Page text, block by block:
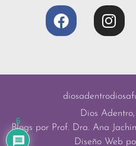
Dios
Blogs por Prof. Dra. Ana
Diseño Web
6